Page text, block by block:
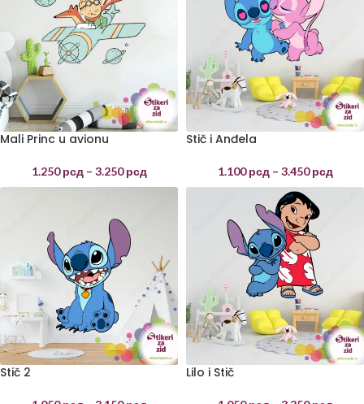
Mali Princ u avionu
1.250рсд – 3.250рсд
Stič i Anđela
1.100рсд – 3.450рсд
Stič 2 Lilo i Stič